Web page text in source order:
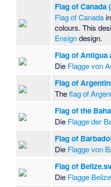
Flag of Canada
Flag of Canada
colours. This
Ensigndesign.
Flag of Antigua
Die Flagge von
Flag of
Theflag of
Flag of the
Die Flagge der
Flag of
Die Flagge von
Flag of
Die Flagge